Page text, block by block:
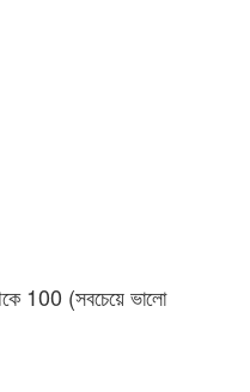
100 (সবচেয়ে ভালো